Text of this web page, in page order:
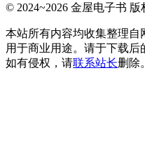
© 2024~2026 金屋电子书
本站所有内容均收集整理自
用于商业用途。请于下载后
如有侵权，请联系站长删除。